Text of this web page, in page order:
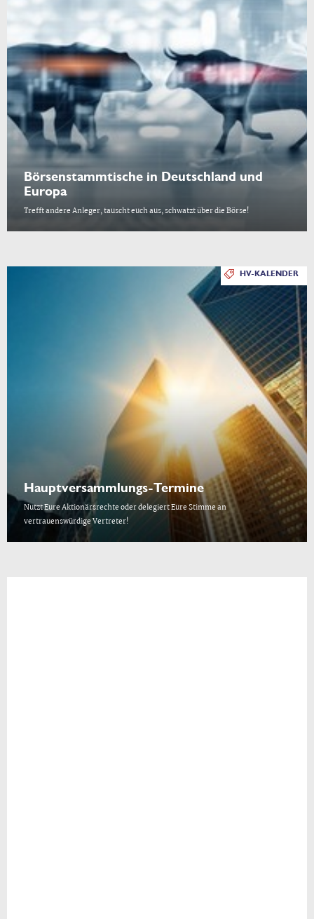
Börsenstammtische in Deutschland und
Europa
Trefft andere Anleger, tauscht euch aus, schwatzt über die Börse!
HV-KALENDER
Hauptversammlungs-Termine
Nutzt Eure Aktionärsrechte oder delegiert Eure Stimme an
vertrauenswürdige Vertreter!